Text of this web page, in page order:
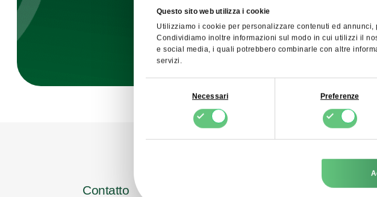
Questo sito web utilizza i cookie
Utilizziamo i cookie per personalizzare contenuti ed
Condividiamo inoltre informazioni sul modo in cui utilizzi il
e social media, i quali potrebbero combinarle con altre
servizi.
Necessari Preferenze
Acconsento al trattamento dei
fini del servizio di Newsletter.
Contatto